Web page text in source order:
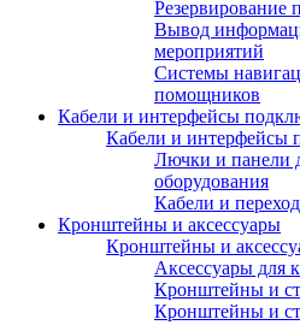
Резервирование
Вывод
мероприятий
Системы
помощников
Кабели и интерфейсы
Кабели и интерфейсы
Лючки и панели
оборудования
Кабели и
Кронштейны и аксессуары
Кронштейны и
Аксессуары для
Кронштейны и
Кронштейны и